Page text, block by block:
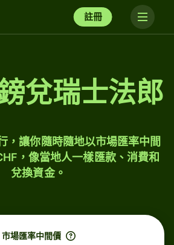
註冊
兌瑞士法郎
，讓你隨時隨地以市場匯率中間
，像當地人一樣匯款、消費和
兌換資金。
市場匯率中間價